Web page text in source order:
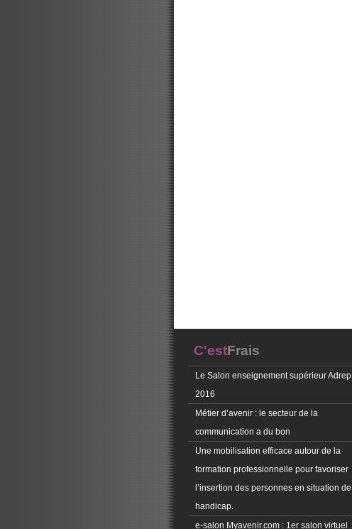
C'estFrais
Le Salon enseignement supérieur Adrep
2016
Métier d’avenir : le secteur de la
communication a du bon
Une mobilisation efficace autour de la
formation professionnelle pour favoriser
l’insertion des personnes en situation de
handicap.
e-salon Myavenir.com : 1er salon virtuel